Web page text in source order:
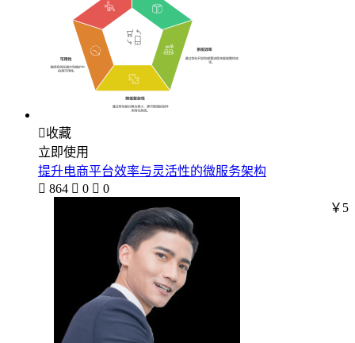
收藏
立即使用
提升电商平台效率与灵活性的微服务架构
 864  0  0
￥5